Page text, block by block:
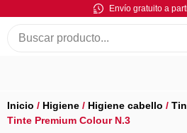
Envío gratuito a
Inicio / Higiene / Higiene cabello /
Tinte Premium Colour N.3